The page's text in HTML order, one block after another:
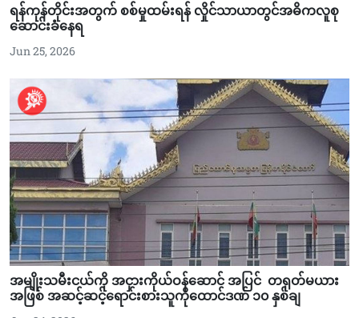
ရန်ကုန်တိုင်းအတွက် စစ်မှုထမ်းရန် လှိုင်သာယာတွင်အဓိကလူစု
ဆောင်းခံနေရ
Jun 25, 2026
အမျိုးသမီးငယ်ကို အငှားကိုယ်ဝန်ဆောင် အပြင် တရုတ်မယား
အဖြစ် အဆင့်ဆင့်ရောင်းစားသူကိုထောင်ဒဏ် ၁၀ နှစ်ချ